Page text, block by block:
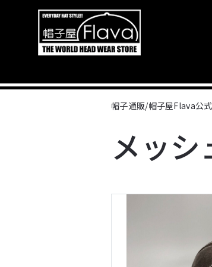
帽子通販/帽子屋Flava公
メッシ